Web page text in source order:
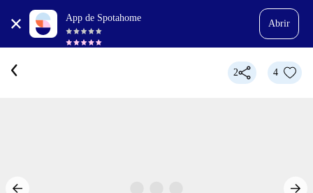
App de Spotahome
Abrir
2 4